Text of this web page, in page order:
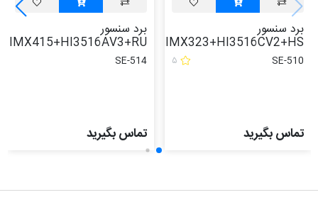
برد سنسور
IMX415+HI3516AV3+RU
SE-514
تماس بگیرید